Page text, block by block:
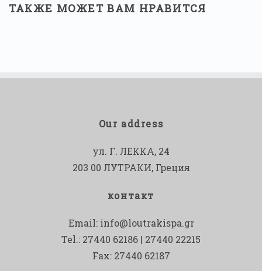
ТАКЖЕ МОЖЕТ ВАМ НРАВИТСЯ
Our address
ул. Г. ЛЕККА, 24
203 00 ЛУТРАКИ, Греция
контакт
Email: info@loutrakispa.gr
Tel.: 27440 62186 | 27440 22215
Fax: 27440 62187